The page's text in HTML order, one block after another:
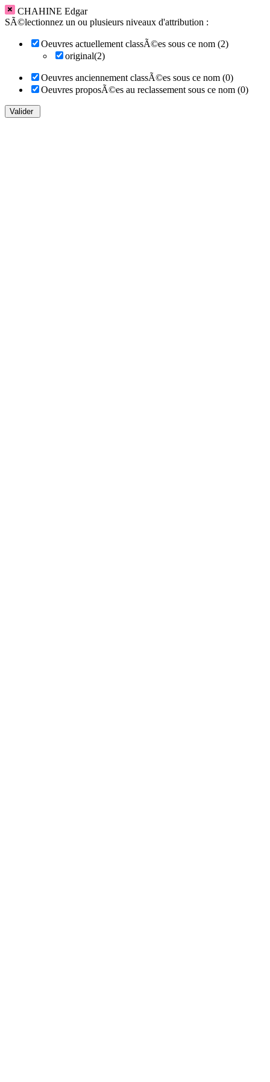
CHAHINE Edgar
SÃ©lectionnez un ou plusieurs niveaux d'attribution :
Oeuvres actuellement classÃ©es sous ce nom (2)
original(2)
Oeuvres anciennement classÃ©es sous ce nom (0)
Oeuvres proposÃ©es au reclassement sous ce nom (0)
Valider